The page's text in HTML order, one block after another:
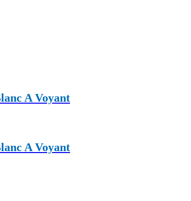
A Voyant
A Voyant